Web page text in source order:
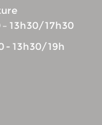
13h30/17h30
- 13h30/19h